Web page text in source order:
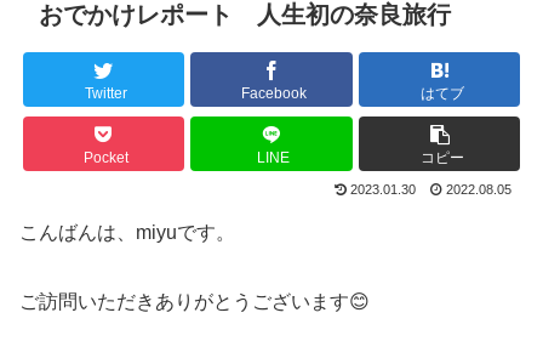
おでかけレポート 人生初の奈良旅行
Twitter Facebook はてブ
Pocket LINE コピー
2023.01.30 2022.08.05
こんばんは、miyuです。
ご訪問いただきありがとうございます😊